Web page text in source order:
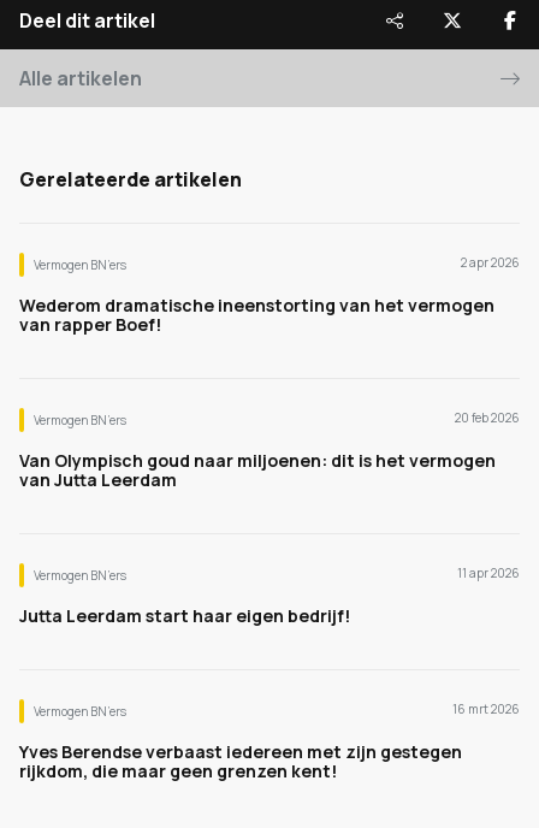
Deel dit artikel
Alle artikelen
Gerelateerde artikelen
Vermogen BN’ers 2 apr 2026
Wederom dramatische ineenstorting van het vermogen
van rapper Boef!
Vermogen BN’ers 20 feb 2026
Van Olympisch goud naar miljoenen: dit is het vermogen
van Jutta Leerdam
Vermogen BN’ers 11 apr 2026
Jutta Leerdam start haar eigen bedrijf!
Vermogen BN’ers 16 mrt 2026
Yves Berendse verbaast iedereen met zijn gestegen
rijkdom, die maar geen grenzen kent!